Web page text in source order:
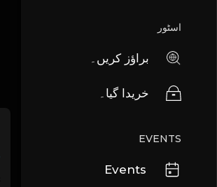
اسٹور
براؤز کریں۔
خریدا گیا۔
EVENTS
Events